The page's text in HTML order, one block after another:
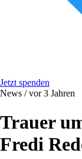
Jetzt spenden
News /vor 3 Jahren
Trauer
Fredi